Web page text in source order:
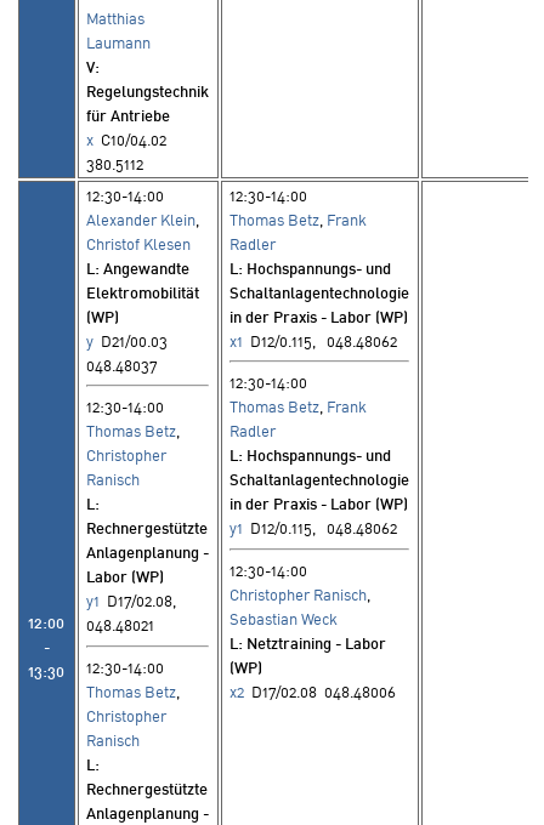
Matthias
Laumann
V:
Regelungstechnik
für Antriebe
x C10/04.02
380.5112
12:00
-
13:30
12:30-14:00
Alexander Klein
Christof Klesen
L : Angewandte
Elektromobilität
(WP)
y D21/00.03
048.48037
12:30-14:00
Thomas Betz,
Christopher
Ranisch
L:
Rechnergestützte
Anlagenplanung -
Labor (WP)
y1 D17/02.08,
048.48021
12:30-14:00
Thomas Betz
Christopher
Ranisch
L :
Rechnergestützte
Anlagenplanung -
12:30-14:00
Thomas Betz Frank
Radler
L : Hochspannungs- und
Schaltanlagentechnologie
in der Praxis - Labor (WP)
x1 D12/0.115, 048.48062
12:30-14:00
Thomas Betz, Frank
Radler
L: Hochspannungs- und
Schaltanlagentechnologie
in der Praxis - Labor (WP)
y1 D12/0.115, 048.48062
12:30-14:00
Christopher Ranisch
Sebastian Weck
L : Netztraining - Labor
(WP)
x2 D17/02.08 048.48006